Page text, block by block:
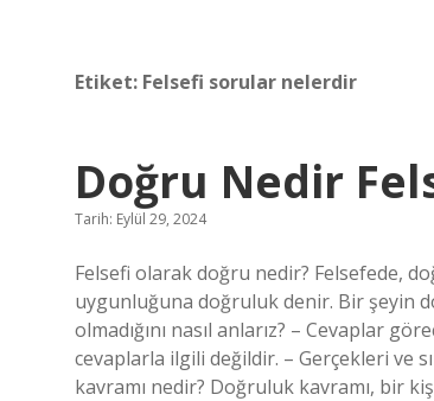
Etiket: Felsefi sorular nelerdir
Doğru Nedir
Tarih: Eylül 29, 2024
Felsefi olarak doğru nedir? Felsefede,
uygunluğuna doğruluk denir. Bir şeyin
olmadığını nasıl anlarız? – Cevaplar
cevaplarla ilgili değildir. – Gerçekleri ve
kavramı nedir? Doğruluk kavramı, bir